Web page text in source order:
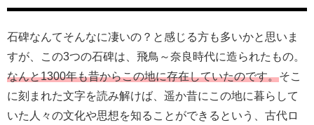
石碑なんてそんなに凄いの？と感じる方も多いかと思いま
すが、この3つの石碑は、飛鳥～奈良時代に造られたもの。
なんと1300年も昔からこの地に存在していたのです。そこ
に刻まれた文字を読み解けば、遥か昔にこの地に暮らして
いた人々の文化や思想を知ることができるという、古代ロ